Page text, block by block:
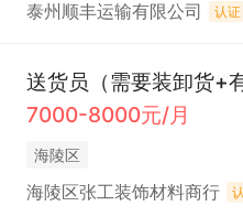
泰州顺丰运输有限公司 认证
送货员（需要装卸货+
7000-8000元/月
海陵区
海陵区张工装饰材料商行